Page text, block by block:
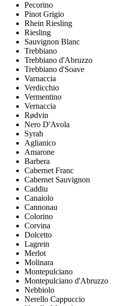
Pecorino
Pinot Grigio
Rhein Riesling
Riesling
Sauvignon Blanc
Trebbiano
Trebbiano d'Abruzzo
Trebbiano d'Soave
Varnaccia
Verdicchio
Vermentino
Vernaccia
Rødvin
Nero D'Avola
Syrah
Aglianico
Amarone
Barbera
Cabernet Franc
Cabernet Sauvignon
Caddiu
Canaiolo
Cannonau
Colorino
Corvina
Dolcetto
Lagrein
Merlot
Molinara
Montepulciano
Montepulciano d'Abruzzo
Nebbiolo
Nerello Cappuccio